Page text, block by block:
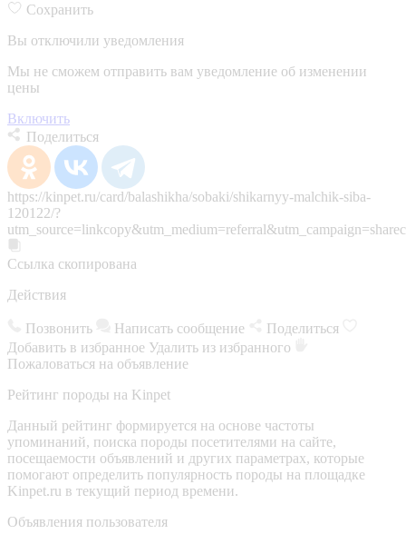
Сохранить
Вы отключили уведомления
Мы не сможем отправить вам уведомление об изменении
цены
Включить
Поделиться
https://kinpet.ru/card/balashikha/sobaki/shikarnyy-malchik-siba-
120122/?
Ссылка скопирована
Действия
Позвонить Написать сообщение
Поделиться
Добавить в избранное Удалить из избранного
Пожаловаться на объявление
Рейтинг породы на Kinpet
Данный рейтинг формируется на основе частоты
упоминаний, поиска породы посетителями на сайте,
посещаемости объявлений и других параметрах, которые
помогают определить популярность породы на площадке
Kinpet.ru в текущий период времени.
Объявления пользователя